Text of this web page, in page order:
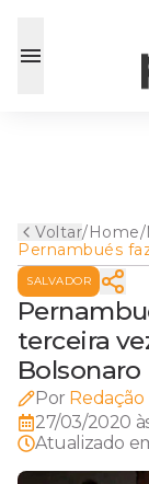
Voltar/Home/
Pernambués
pela terceira
contra Bolsonaro
SALVADOR
terceira
Bolsonaro
Por Redação
27/03/2020
Atualizado